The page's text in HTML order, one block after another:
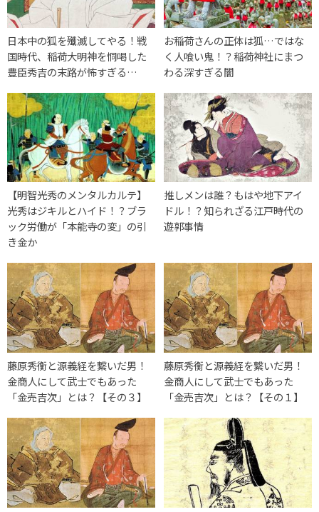
日本中の狐を殲滅してやる！戦
国時代、稲荷大明神を恫喝した
豊臣秀吉の末路が怖すぎる…
お稲荷さんの正体は狐…ではな
く人喰い鬼！？稲荷神社にまつ
わる深すぎる闇
【明智光秀のメンタルカルテ】
光秀はジキルとハイド！？ブラ
ック労働が「本能寺の変」の引
き金か
推しメンは誰？もはや地下アイ
ドル！？知られざる江戸時代の
遊郭事情
藤原秀衡と源義経を繋いだ男！
金商人にして武士でもあった
「金売吉次」とは？【その３】
藤原秀衡と源義経を繋いだ男！
金商人にして武士でもあった
「金売吉次」とは？【その１】